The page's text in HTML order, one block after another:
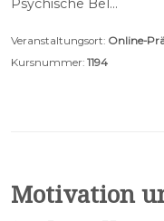
Psychische Bel…
Veranstaltungsort: Online-
Kursnummer: 1194
Motivation